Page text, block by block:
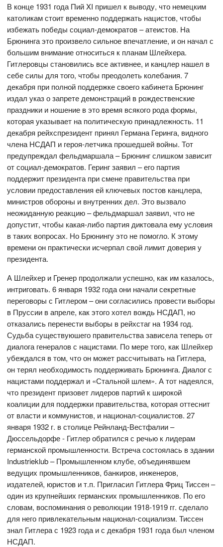
В конце 1931 года Пий XI пришел к выводу, что немецким
католикам стоит временно поддержать нацистов, чтобы
избежать победы социал-демократов – атеистов. На
Брюнинга это произвело сильное впечатление, и он начал с
большим внимание относиться к планам Шлейхера.
Гитлеровцы становились все активнее, и канцлер нашел в
себе силы для того, чтобы преодолеть колебания. 7
декабря при полной поддержке своего кабинета Брюнинг
издал указ о запрете демонстраций в рождественские
праздники и ношение в это время всякого рода формы,
которая указывает на политическую принадлежность. 11
декабря рейхспрезидент принял Германа Геринга, видного
члена НСДАП и героя-летчика прошедшей войны. Тот
предупреждал фельдмаршала – Брюнинг слишком зависит
от социал-демократов. Геринг заявил – его партия
поддержит президента при смене правительства при
условии предоставления ей ключевых постов канцлера,
министров обороны и внутренних дел. Это вызвало
неожиданную реакцию – фельдмаршал заявил, что не
допустит, чтобы какая-либо партия диктовала ему условия
в таких вопросах. Но Брюнингу это не помогло. К этому
времени он практически исчерпал свой лимит доверия у
президента.
А Шлейхер и Гренер продолжали успешно, как им казалось,
интриговать. 6 января 1932 года они начали секретные
переговоры с Гитлером – они согласились провести выборы
в Пруссии в апреле, как этого хотел вождь НСДАП, но
отказались перенести выборы в рейхстаг на 1934 год.
Судьба существуюшего правительства зависела теперь от
диалога генералов с нацистами. По мере того, как Шлейхер
убеждался в том, что он может рассчитывать на Гитлера,
он терял необходимость поддерживать Брюнинга. Диалог с
нацистами поддержал и «Стальной шлем». А тот надеялся,
что президент призовет лидеров партий к широкой
коалиции для поддержки правительства, которая оттеснит
от власти и коммунистов, и национал-социалистов. 27
января 1932 г. в столице Рейнланд-Вестфалии –
Дюссельдорфе - Гитлер обратился с речью к лидерам
германской промышленности. Встреча состоялась в здании
Industrieklub – Промышленном клубе, объединявшем
ведущих промышленников, банкиров, инженеров,
издателей, юристов и т.п. Пригласил Гитлера Фриц Тиссен –
один из крупнейших германских промышленников. По его
словам, воспоминания о революции 1918-1919 гг. сделало
для него привлекательным национал-социализм. Тиссен
знал Гитлера с 1923 года и с декабря 1931 года был членом
НСДАП.